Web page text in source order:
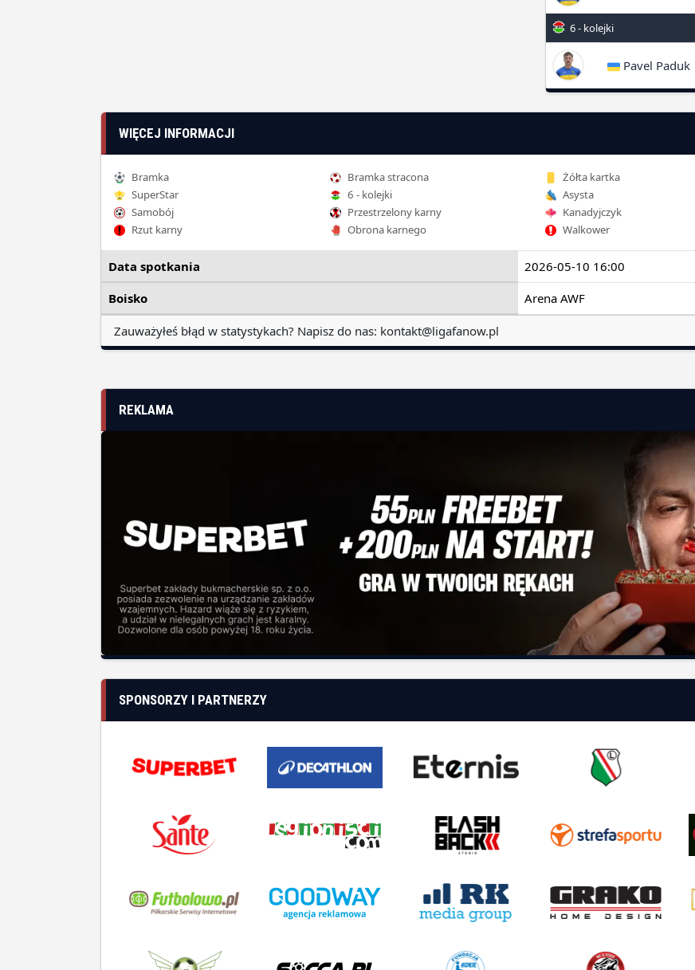
6 - kolejki
Pavel Paduk
WIĘCEJ INFORMACJI
Bramka Bramka stracona Żółta kartka
SuperStar
6 - kolejki Asysta
Samobój
Przestrzelony karny Kanadyjczyk
Rzut karny
Obrona karnego Walkower
Data spotkania
2026-05-10 16:00
Boisko
Arena AWF
Zauważyłeś błąd w statystykach? Napisz do nas: kontakt@ligafanow.pl
REKLAMA
O NAS
Boiska
TURNIEJE
ETERNIS CUP
STATYSTYKI